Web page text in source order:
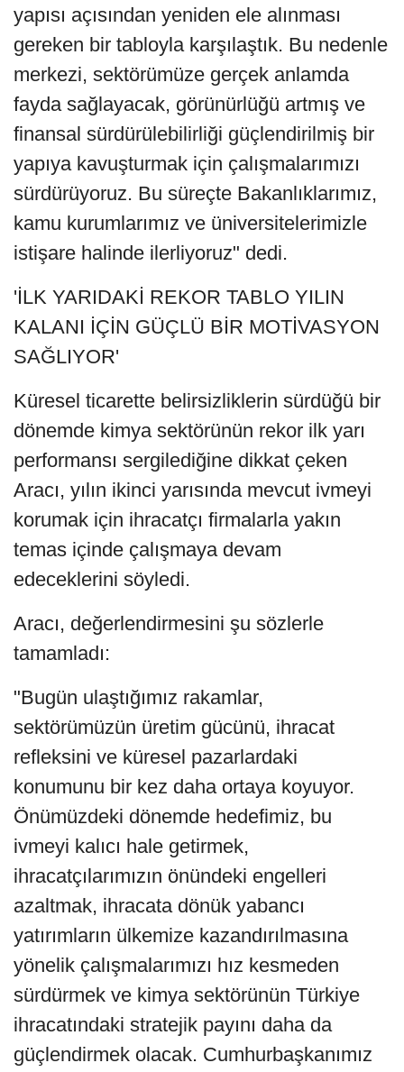
yapısı açısından yeniden ele alınması
gereken bir tabloyla karşılaştık. Bu nedenle
merkezi, sektörümüze gerçek anlamda
fayda sağlayacak, görünürlüğü artmış ve
finansal sürdürülebilirliği güçlendirilmiş bir
yapıya kavuşturmak için çalışmalarımızı
sürdürüyoruz. Bu süreçte Bakanlıklarımız,
kamu kurumlarımız ve üniversitelerimizle
istişare halinde ilerliyoruz" dedi.
'İLK YARIDAKİ REKOR TABLO YILIN
KALANI İÇİN GÜÇLÜ BİR MOTİVASYON
SAĞLIYOR'
Küresel ticarette belirsizliklerin sürdüğü bir
dönemde kimya sektörünün rekor ilk yarı
performansı sergilediğine dikkat çeken
Aracı, yılın ikinci yarısında mevcut ivmeyi
korumak için ihracatçı firmalarla yakın
temas içinde çalışmaya devam
edeceklerini söyledi.
Aracı, değerlendirmesini şu sözlerle
tamamladı:
"Bugün ulaştığımız rakamlar,
sektörümüzün üretim gücünü, ihracat
refleksini ve küresel pazarlardaki
konumunu bir kez daha ortaya koyuyor.
Önümüzdeki dönemde hedefimiz, bu
ivmeyi kalıcı hale getirmek,
ihracatçılarımızın önündeki engelleri
azaltmak, ihracata dönük yabancı
yatırımların ülkemize kazandırılmasına
yönelik çalışmalarımızı hız kesmeden
sürdürmek ve kimya sektörünün Türkiye
ihracatındaki stratejik payını daha da
güçlendirmek olacak. Cumhurbaşkanımız